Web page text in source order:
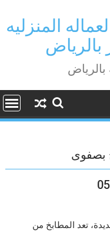
تأجير العماله المنزليه
بالرياض
بالرياض
بصفوى
تعد المطابخ من